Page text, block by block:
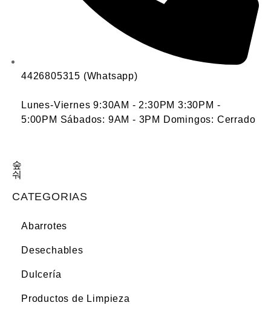
4426805315 (Whatsapp)
Lunes-Viernes 9:30AM - 2:30PM 3:30PM -
5:00PM Sábados: 9AM - 3PM Domingos: Cerrado
CATEGORIAS
Abarrotes
Desechables
Dulcería
Productos de Limpieza